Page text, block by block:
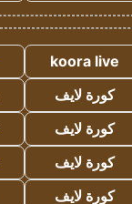
koora live
كورة لايف
كورة لايف
كورة لايف
كورة لايف